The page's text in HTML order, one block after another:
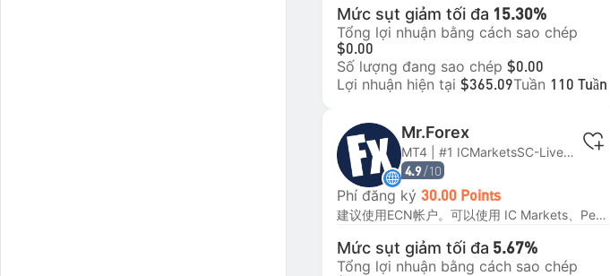
Mức sụt giảm tối đa 15.30%
Tổng lợi nhuận bằng cách sao chép
$0.00
Số lượng đang sao chép $0.00
Lợi nhuận hiện tại $365.09Tuần 110 Tuần
Mr.Forex
MT4 | #1 ICMarketsSC-Live32
4.9 /10
Phí đăng ký 30.00 Points
建议使用ECN帐户。可以使用 IC Markets、Pepperstone、Axi 跟单交易（免订阅费）名称：AI Solution
Mức sụt giảm tối đa 5.67%
Tổng lợi nhuận bằng cách sao chép